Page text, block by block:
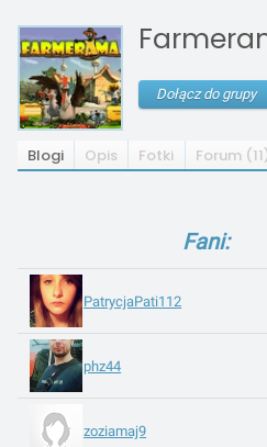
Dołącz do grupy
Blogi Opis Fotki Forum
Fani:
PatrycjaPati112
phz44
zoziamaj9